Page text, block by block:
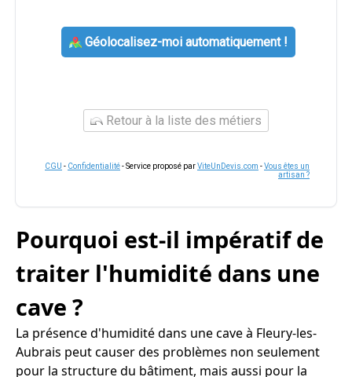
Géolocalisez-moi automatiquement !
Retour à la liste des métiers
CGU - Confidentialité- Service proposé parViteUnDevis.com -Vous êtes un
artisan ?
Pourquoi est-il impératif de
traiter l'humidité dans une
cave ?
La présence d'humidité dans une cave à Fleury-les-
Aubrais peut causer des problèmes non seulement
pour la structure du bâtiment, mais aussi pour la